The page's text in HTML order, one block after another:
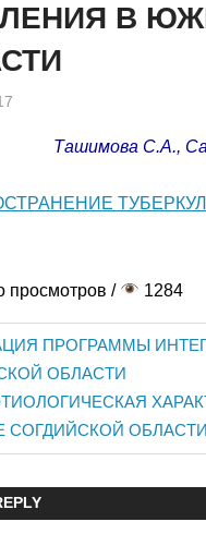
В
Ташимова С.А.,
просмотров / 1284
ПРОГРАММЫ
ОБЛАСТИ
СОГДИЙСКОЙ